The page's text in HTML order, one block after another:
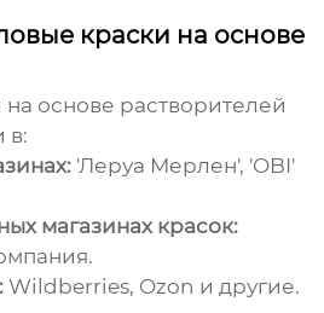
краски на основе
основе растворителей
в:
'Леруа Мерлен', 'OBI'
магазинах красок:
.
Wildberries, Ozon и другие.